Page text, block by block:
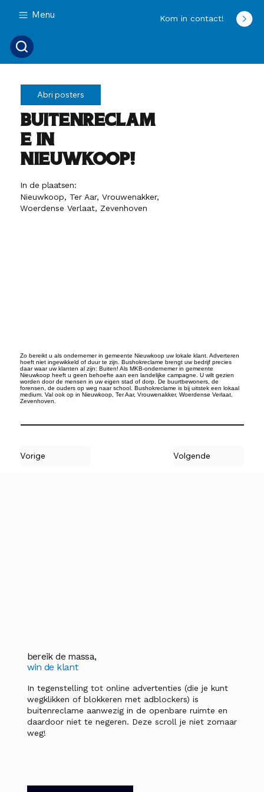
Menu Kom in contact!
Abri posters
Buitenreclam
e in
Nieuwkoop!
In de plaatsen:
Nieuwkoop, Ter Aar, Vrouwenakker,
Woerdense Verlaat, Zevenhoven
Zo bereikt u als ondernemer in gemeente Nieuwkoop uw lokale klant. Adverteren
hoeft niet ingewikkeld of duur te zijn. Bushokreclame brengt uw bedrijf precies
daar waar uw klanten al zijn: Buiten! Als MKB-ondernemer in gemeente
Nieuwkoop heeft u geen behoefte aan een landelijke campagne. U wilt gezien
worden door de mensen in uw eigen stad of dorp. De buurtbewoners, de
forensen, de ouders op weg naar school. Bushokreclame is bij uitstek een lokaal
medium. Val ook op in Nieuwkoop, Ter Aar, Vrouwenakker, Woerdense Verlaat,
Zevenhoven.
Vorige Volgende
bereik de massa,
win de klant
In tegenstelling tot online advertenties (die je kunt
wegklikken of blokkeren met adblockers) is
buitenreclame aanwezig in de openbare ruimte en
daardoor niet te negeren. Deze scroll je niet zomaar
weg!